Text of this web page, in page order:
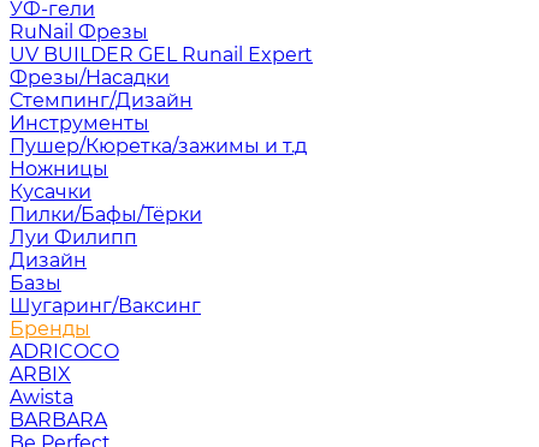
УФ-гели
RuNail Фрезы
UV BUILDER GEL Runail Expert
Фрезы/Насадки
Стемпинг/Дизайн
Инструменты
Пушер/Кюретка/зажимы и т.д
Ножницы
Кусачки
Пилки/Бафы/Тёрки
Луи Филипп
Дизайн
Базы
Шугаринг/Ваксинг
Бренды
ADRICOCO
ARBIX
Awista
BARBARA